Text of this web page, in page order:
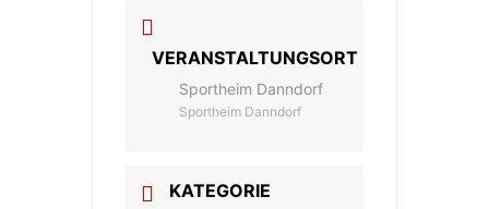
VERANSTALTUNGSORT
Sportheim Danndorf
Sportheim Danndorf
KATEGORIE